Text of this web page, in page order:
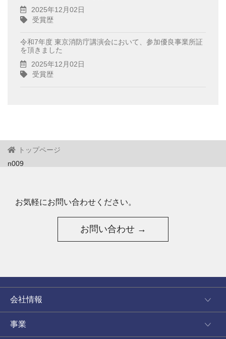
2025年12月02日
受賞歴
令和7年度 東京消防庁講演会において、参加優良事業所証
を頂きました
2025年12月02日
受賞歴
トップページ
n009
お気軽にお問い合わせください。
お問い合わせ →
会社情報
事業